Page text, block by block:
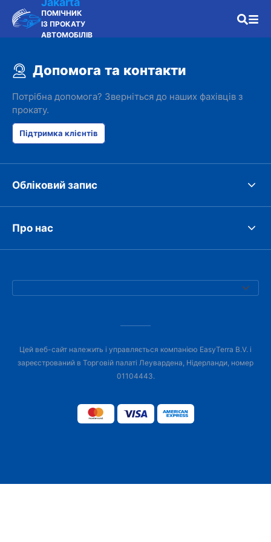
ПОМІЧНИК
ІЗ ПРОКАТУ
АВТОМОБІЛІВ
Допомога та контакти
Потрібна допомога? Зверніться до наших фахівців з
прокату.
Підтримка клієнтів
Обліковий запис
Про нас
Цей веб-сайт належить і управляється компанією EasyTerra B.V. і
зареєстрований в Торговій палаті Леувардена, Нідерланди, номер
01104443.